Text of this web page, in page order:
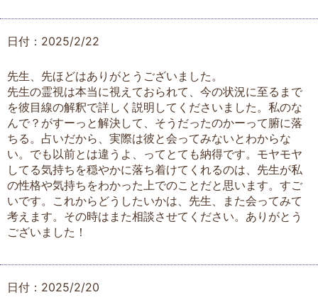
日付：2025/2/22
先生、先ほどはありがとうございました。
先生の霊視は本当に視えておられて、今の状況に至るまで
を彼目線の解釈で詳しく説明してくださいました。私のな
んで？がすーっと解決して、そうだったのかーって腑に落
ちる。占いだから、実際は彼と会ってみないとわからな
い。でも以前とは違うよ、ってとても納得です。モヤモヤ
してる気持ちを穏やかに落ち着けてくれるのは、先生が私
の性格や気持ちをわかった上でのことだと思います。すご
いです。これからどうしたいかは、先生、また会ってみて
考えます。その時はまた相談させてください。ありがとう
ございました！
日付：2025/2/20